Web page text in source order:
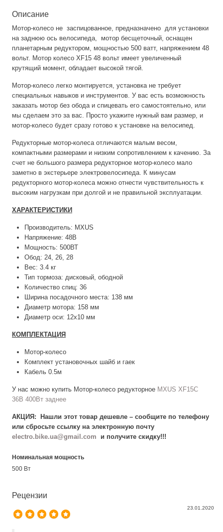
Описание
Мотор-колесо не заспицованное, предназначено для установки
на заднюю ось велосипеда, мотор бесщеточный, оснащен
планетарным редуктором, мощностью 500 ватт, напряжением 48
вольт. Мотор колесо XF15 48 вольт имеет увеличенный
крутящий момент, обладает высокой тягой.
Мотор-колесо легко монтируется, установка не требует
специальных навыков и инструментов. У вас есть возможность
заказать мотор без обода и спицевать его самостоятельно, или
мы сделаем это за вас. Просто укажите нужный вам размер, и
мотор-колесо будет сразу готово к установке на велосипед.
Редукторные мотор-колеса отличаются малым весом,
компактными размерами и низким сопротивлением к качению. За
счет не большого размера редукторное мотор-колесо мало
заметно в экстерьере электровелосипеда. К минусам
редукторного мотор-колеса можно отнести чувствительность к
высоким нагрузкам при долгой и не правильной эксплуатации.
ХАРАКТЕРИСТИКИ
Производитель: MXUS
Напряжение: 48В
Мощность: 500ВТ
Обод: 24, 26, 28
Вес: 3.4 кг
Тип тормоза: дисковый, ободной
Количество спиц: 36
Ширина посадочного места: 138 мм
Диаметр мотора: 158 мм
Диаметр оси: 12х10 мм
КОМПЛЕКТАЦИЯ
Мотор-колесо
Комплект установочных шайб и гаек
Кабель 0.5м
У нас можно купить Мотор-колесо редукторное MXUS XF15C
36В 400Вт заднее
АКЦИЯ: Нашли этот товар дешевле – сообщите по телефону
или сбросьте ссылку на электронную почту
electro.bike.ua@gmail.com и получите скидку!!!
Номинальная мощность
500 Вт
Рецензии
23.01.2020